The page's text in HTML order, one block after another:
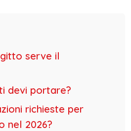
serve il
devi portare?
richieste per
nel 2026?